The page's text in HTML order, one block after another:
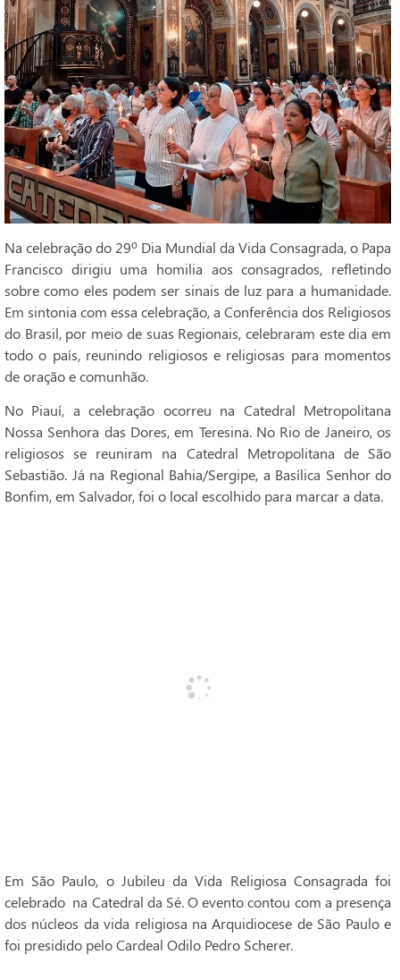
Na celebração do 29º Dia Mundial da Vida Consagrada, o Papa
Francisco dirigiu uma homilia aos consagrados, refletindo
sobre como eles podem ser sinais de luz para a humanidade.
Em sintonia com essa celebração, a Conferência dos Religiosos
do Brasil, por meio de suas Regionais, celebraram este dia em
todo o país, reunindo religiosos e religiosas para momentos
de oração e comunhão.
No Piauí, a celebração ocorreu na Catedral Metropolitana
Nossa Senhora das Dores, em Teresina. No Rio de Janeiro, os
religiosos se reuniram na Catedral Metropolitana de São
Sebastião. Já na Regional Bahia/Sergipe, a Basílica Senhor do
Bonfim, em Salvador, foi o local escolhido para marcar a data.
Em São Paulo, o Jubileu da Vida Religiosa Consagrada foi
celebrado na Catedral da Sé. O evento contou com a presença
dos núcleos da vida religiosa na Arquidiocese de São Paulo e
foi presidido pelo Cardeal Odilo Pedro Scherer.